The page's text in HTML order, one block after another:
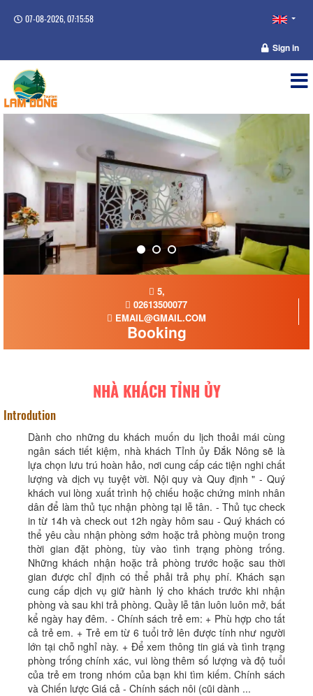
07-08-2026, 07:15:58
Sign in
5,
02613500077
EMAIL@GMAIL.COM
Booking
NHÀ KHÁCH TỈNH ỦY
Introdution
Dành cho những du khách muốn du lịch thoải mái cùng
ngân sách tiết kiệm, nhà khách Tỉnh ủy Đắk Nông sẽ là
lựa chọn lưu trú hoàn hảo, nơi cung cấp các tiện nghi chất
lượng và dịch vụ tuyệt vời. Nội quy và Quy định " - Quý
khách vui lòng xuất trình hộ chiếu hoặc chứng minh nhân
dân để làm thủ tục nhận phòng tại lễ tân. - Thủ tục check
in từ 14h và check out 12h ngày hôm sau - Quý khách có
thể yêu cầu nhận phòng sớm hoặc trả phòng muộn trong
thời gian đặt phòng, tùy vào tình trạng phòng trống.
Những khách nhận hoặc trả phòng trước hoặc sau thời
gian được chỉ định có thể phải trả phụ phí. Khách sạn
cung cấp dịch vụ giữ hành lý cho khách trước khi nhận
phòng và sau khi trả phòng. Quầy lễ tân luôn luôn mở, bất
kể ngày hay đêm. - Chính sách trẻ em: + Phù hợp cho tất
cả trẻ em. + Trẻ em từ 6 tuổi trở lên được tính như người
lớn tại chỗ nghỉ này. + Để xem thông tin giá và tình trạng
phòng trống chính xác, vui lòng thêm số lượng và độ tuổi
của trẻ em trong nhóm của bạn khi tìm kiếm. Chính sách
và Chiến lược Giá cả - Chính sách nôi (cũi dành ...